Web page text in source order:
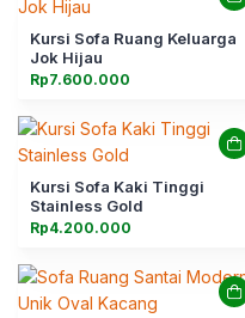
Kursi Sofa Ruang Keluarga
Jok Hijau
Rp7.600.000
Kursi Sofa Kaki Tinggi
Stainless Gold
Rp4.200.000